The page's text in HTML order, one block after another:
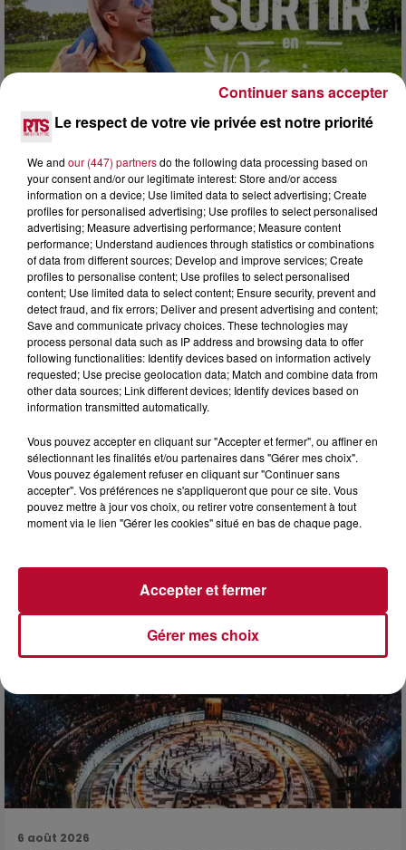
7 août 2026
NOS IDÉES DE SORTIE POUR CE WEEK-END
Comme tous les vendredis, voici une petite sélection des
rendez-vous à ne pas manquer dans le coin. Que vous ayez
envie de voyager à l'autre bout du monde,...
7 août 2026
DINER CONCERT À LA MJC DE MARSEILLAN
6 août 2026
Le respect de votre vie privée est notre priorité
We and our (447) partnersdo the following data processing based on
your consent and/or our legitimate interest: Store and/or access
information on a device; Use limited data to select advertising; Create
profiles for personalised advertising; Use profiles to select personalised
advertising; Measure advertising performance; Measure content
performance; Understand audiences through statistics or combinations
of data from different sources; Develop and improve services; Create
profiles to personalise content; Use profiles to select personalised
content; Use limited data to select content; Ensure security, prevent and
detect fraud, and fix errors; Deliver and present advertising and content;
Save and communicate privacy choices. These technologies may
process personal data such as IP address and browsing data to offer
following functionalities: Identify devices based on information actively
requested; Use precise geolocation data; Match and combine data from
other data sources; Link different devices; Identify devices based on
information transmitted automatically.
Vous pouvez accepter en cliquant sur "Accepter et fermer", ou affiner en
sélectionnant les finalités et/ou partenaires dans "Gérer mes choix".
Vous pouvez également refuser en cliquant sur "Continuer sans
accepter". Vos préférences ne s'appliqueront que pour ce site. Vous
pouvez mettre à jour vos choix, ou retirer votre consentement à tout
moment via le lien "Gérer les cookies" situé en bas de chaque page.
Gérer mes choix
Accepter et fermer
Continuer sans accepter